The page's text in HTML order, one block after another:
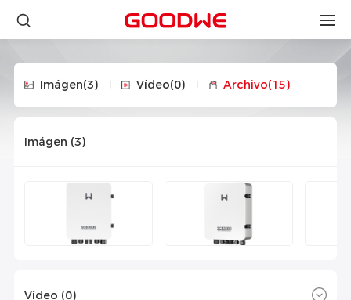
Imágen(3) Vídeo(0) Archivo(15)
Imágen (3)
Vídeo (0)